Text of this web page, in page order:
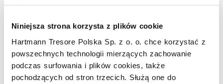
Niniejsza strona korzysta z plików cookie
Hartmann Tresore Polska Sp. z o. o. chce korzystać z
powszechnych technologii mierzących zachowanie
podczas surfowania i plików cookies, także
pochodzących od stron trzecich. Służą one do
Pojemność
24 l
Klasa bezpieczeństwa